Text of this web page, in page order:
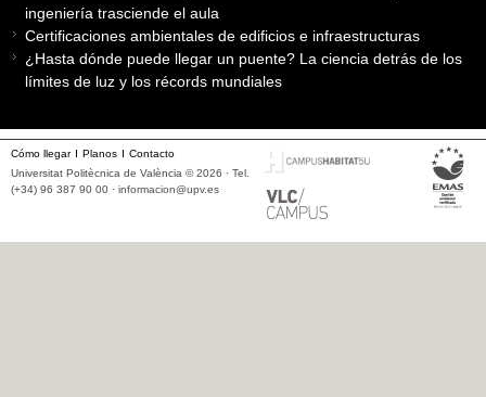
ingeniería trasciende el aula
Certificaciones ambientales de edificios e infraestructuras
¿Hasta dónde puede llegar un puente? La ciencia detrás de los
límites de luz y los récords mundiales
Cómo llegar Planos
Contacto
Universitat Politècnica de València © 2026 · Tel.
(+34) 96 387 90 00 · informacion@upv.es